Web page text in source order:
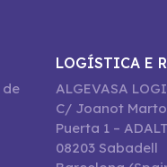
de
LOGÍSTICA E
ALGEVASA
C/ Joanot
Puerta 1 –
08203 Sabadell